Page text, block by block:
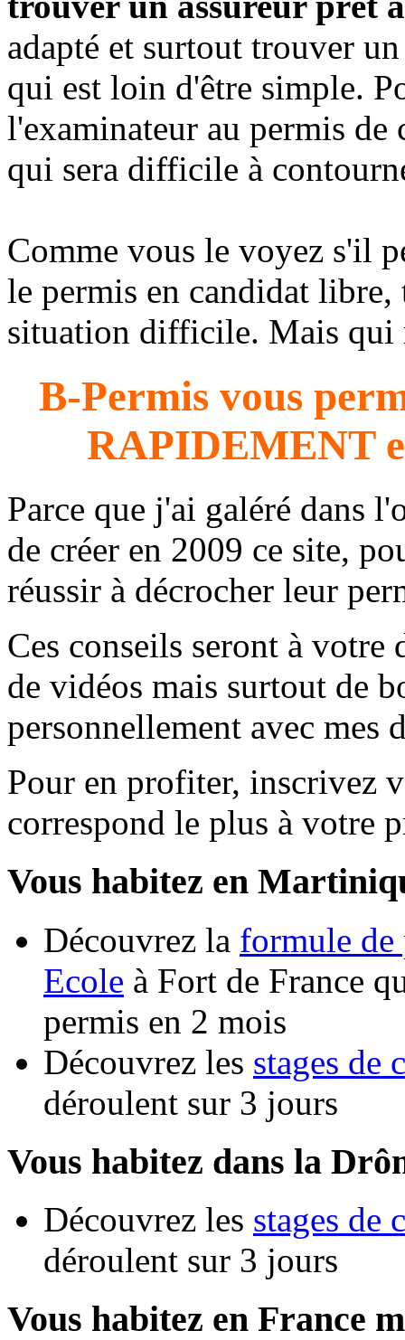
adapté et surtout trouver
qui est loin d'être simple.
l'examinateur au permis
qui sera difficile à
Comme vous le voyez s'il
le permis en candidat
situation difficile. Mais qui
B-Permis vous
RAPIDEMENT
Parce que j'ai galéré dans
de créer en 2009 ce site,
réussir à décrocher leur
Ces conseils seront à
de vidéos mais surtout de
personnellement avec mes
Pour en profiter, inscrivez
correspond le plus à votre
Vous habitez en
Découvrez la formule de
Ecole à Fort de France
permis en 2 mois
Découvrez les stages de
déroulent sur 3 jours
Vous habitez dans la
Découvrez les stages de
déroulent sur 3 jours
Vous habitez en France